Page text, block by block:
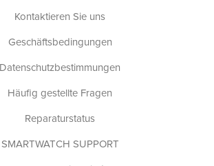
Kontaktieren Sie uns
Geschäftsbedingungen
Datenschutzbestimmungen
Häufig gestellte Fragen
Reparaturstatus
SMARTWATCH SUPPORT